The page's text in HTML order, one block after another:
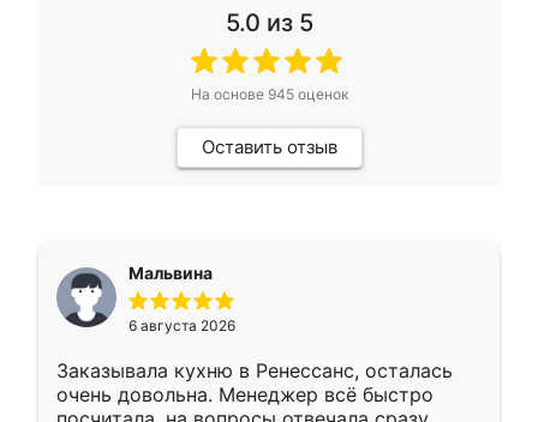
5.0 из 5
На основе 945оценок
Оставить отзыв
Мальвина
6 августа 2026
Заказывала кухню в Ренессанс, осталась
очень довольна. Менеджер всё быстро